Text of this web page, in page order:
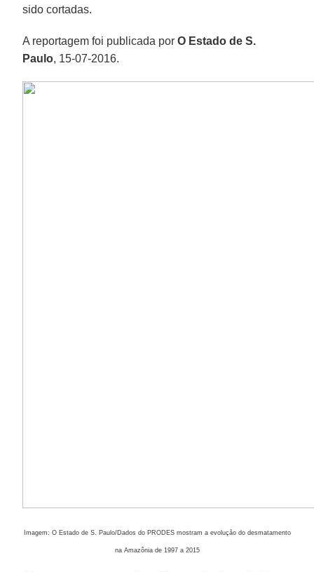
sido cortadas.
A reportagem foi publicada porO Estado de S.
Paulo, 15-07-2016.
Imagem: O Estado de S. Paulo/Dados do PRODES mostram a evolução do desmatamento
na Amazônia de 1997 a 2015